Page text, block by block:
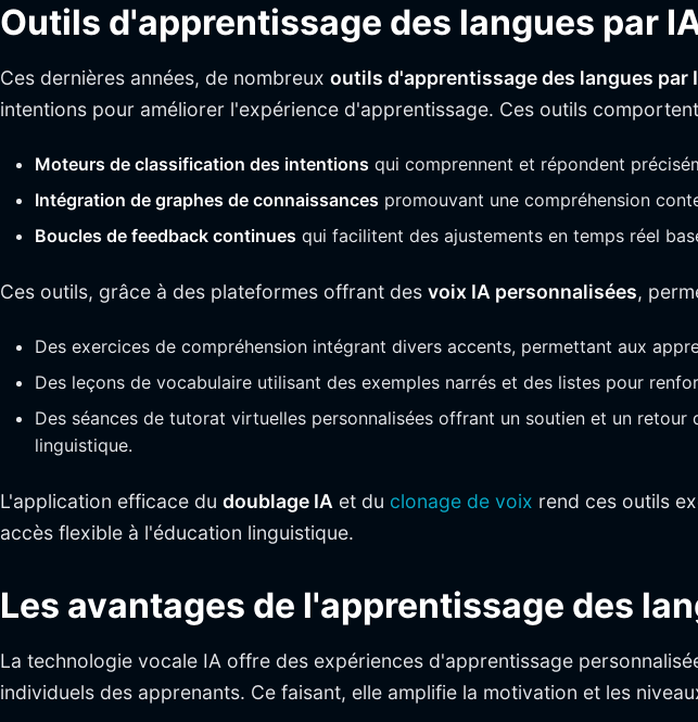
Outils d'apprentissage des langues par
Ces dernières années, de nombreux outils d'apprentissage des langues par
intentions pour améliorer l'expérience d'apprentissage. Ces outils
Moteurs de classification des intentions qui comprennent et répondent
Intégration de graphes de connaissances promouvant une compréhension
Boucles de feedback continues qui facilitent des ajustements en temps réel
Ces outils, grâce à des plateformes offrant des voix IA personnalisées,
Des exercices de compréhension intégrant divers accents, permettant aux
Des leçons de vocabulaire utilisant des exemples narrés et des listes pour
Des séances de tutorat virtuelles personnalisées offrant un soutien et un
linguistique.
L'application efficace du doublage IA et du clonage de voix rend ces outils
accès flexible à l'éducation linguistique.
Les avantages de l'apprentissage des
La technologie vocale IA offre des expériences d'apprentissage
individuels des apprenants. Ce faisant, elle amplifie la motivation et les